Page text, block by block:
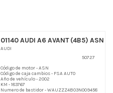
01140 AUDI A6 AVANT (4B5) ASN
AUDI
50727
Código de motor - ASN
Código de caja cambios - FSA AUTO
Año de vehículo - 2002
KM - 183767
Numero de bastidor - WAUZZZ4B03N009458